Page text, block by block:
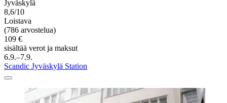
Jyväskylä
8,6/10
Loistava
(786 arvostelua)
109 €
sisältää verot ja maksut
6.9.–7.9.
Scandic Jyväskylä Station